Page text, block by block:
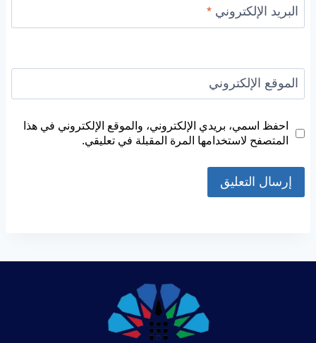
البريد الإلكتروني *
الموقع الإلكتروني
احفظ اسمي، بريدي الإلكتروني، والموقع الإلكتروني في هذا
المتصفح لاستخدامها المرة المقبلة في تعليقي.